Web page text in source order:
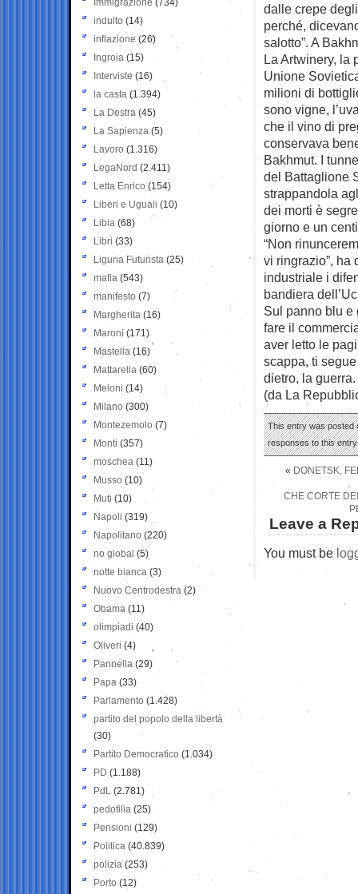
dalle crepe
perché,
salotto”. A
La Artwinery, la
Unione
milioni di
sono vigne,
che il vino di
conservava
Bakhmut. I
del Battaglione
strappandola
dei morti è
giorno e un
“Non
vi ringrazio”, ha
industriale i
bandiera
Sul panno blu e
fare il
aver letto le
scappa, ti
dietro, la guerra.
(da La
This entry was posted
responses to this
« DONETSK,
CHE CORTE
Leave a
You must be
Immigrazione (734)
indulto (14)
inflazione (26)
Ingroia (15)
Interviste (16)
la casta (1.394)
La Destra (45)
La Sapienza (5)
Lavoro (1.316)
LegaNord (2.411)
Letta Enrico (154)
Liberi e Uguali (10)
Libia (68)
Libri (33)
Liguria Futurista (25)
mafia (543)
manifesto (7)
Margherita (16)
Maroni (171)
Mastella (16)
Mattarella (60)
Meloni (14)
Milano (300)
Montezemolo (7)
Monti (357)
moschea (11)
Musso (10)
Muti (10)
Napoli (319)
Napolitano (220)
no global (5)
notte bianca (3)
Nuovo Centrodestra (2)
Obama (11)
olimpiadi (40)
Oliveri (4)
Pannella (29)
Papa (33)
Parlamento (1.428)
partito del popolo della libertà
(30)
Partito Democratico (1.034)
PD (1.188)
PdL (2.781)
pedofilia (25)
Pensioni (129)
Politica (40.839)
polizia (253)
Porto (12)